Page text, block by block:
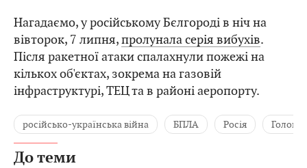
Нагадаємо, у російському Бєлгороді в ніч на
вівторок, 7 липня,пролунала серія вибухів.
Після ракетної атаки спалахнули пожежі на
кількох об'єктах, зокрема на газовій
інфраструктурі, ТЕЦ та в районі аеропорту.
російсько-українська війна БПЛА Росія
До теми